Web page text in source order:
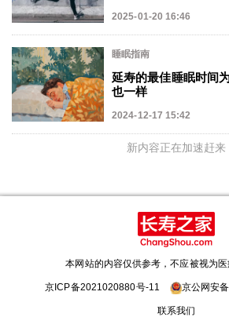
2025-01-20 16:46
睡眠指南
延寿的最佳睡眠时间
也一样
2024-12-17 15:42
新内容正在加速赶来
本网站的内容仅供参考，不应被视为
京ICP备2021020880号-11 京公网安
联系我们